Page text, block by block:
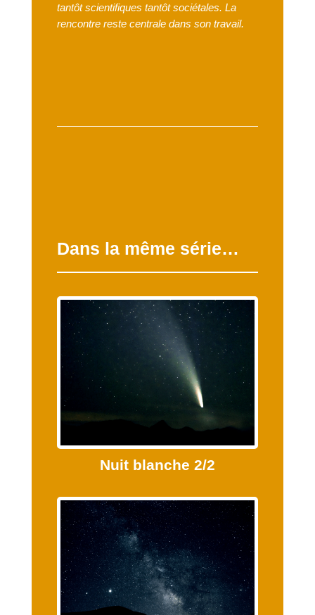
tantôt scientifiques tantôt sociétales. La
rencontre reste centrale dans son travail.
Dans la même série…
Nuit blanche 2/2